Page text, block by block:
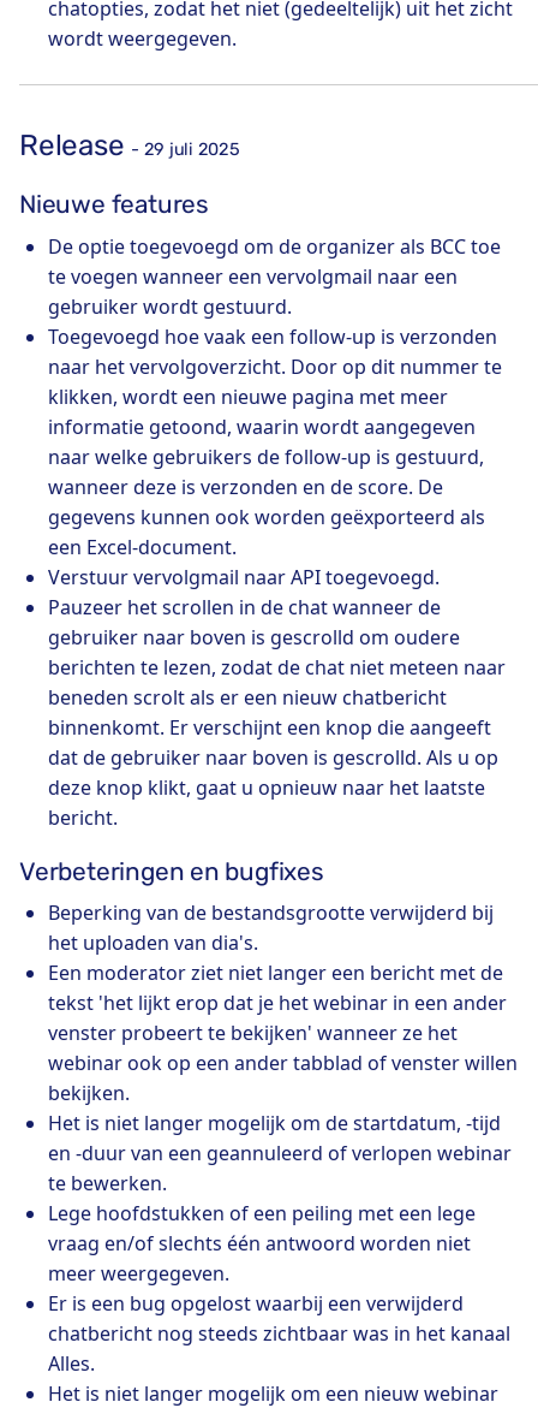
chatopties, zodat het niet (gedeeltelijk) uit het zicht
wordt weergegeven.
Release - 29 juli 2025
Nieuwe features
De optie toegevoegd om de organizer als BCC toe
te voegen wanneer een vervolgmail naar een
gebruiker wordt gestuurd.
Toegevoegd hoe vaak een follow-up is verzonden
naar het vervolgoverzicht. Door op dit nummer te
klikken, wordt een nieuwe pagina met meer
informatie getoond, waarin wordt aangegeven
naar welke gebruikers de follow-up is gestuurd,
wanneer deze is verzonden en de score. De
gegevens kunnen ook worden geëxporteerd als
een Excel-document.
Verstuur vervolgmail naar API toegevoegd.
Pauzeer het scrollen in de chat wanneer de
gebruiker naar boven is gescrolld om oudere
berichten te lezen, zodat de chat niet meteen naar
beneden scrolt als er een nieuw chatbericht
binnenkomt. Er verschijnt een knop die aangeeft
dat de gebruiker naar boven is gescrolld. Als u op
deze knop klikt, gaat u opnieuw naar het laatste
bericht.
Verbeteringen en bugfixes
Beperking van de bestandsgrootte verwijderd bij
het uploaden van dia's.
Een moderator ziet niet langer een bericht met de
tekst 'het lijkt erop dat je het webinar in een ander
venster probeert te bekijken' wanneer ze het
webinar ook op een ander tabblad of venster willen
bekijken.
Het is niet langer mogelijk om de startdatum, -tijd
en -duur van een geannuleerd of verlopen webinar
te bewerken.
Lege hoofdstukken of een peiling met een lege
vraag en/of slechts één antwoord worden niet
meer weergegeven.
Er is een bug opgelost waarbij een verwijderd
chatbericht nog steeds zichtbaar was in het kanaal
Alles.
Het is niet langer mogelijk om een nieuw webinar